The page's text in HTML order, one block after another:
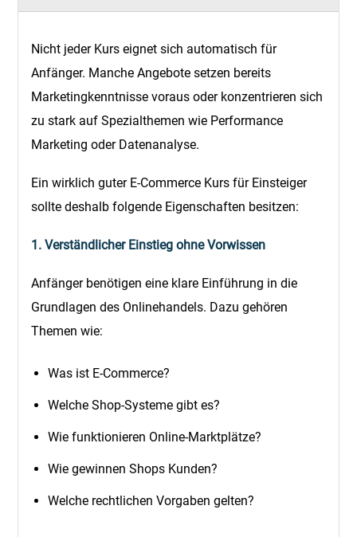
Nicht jeder Kurs eignet sich automatisch für
Anfänger. Manche Angebote setzen bereits
Marketingkenntnisse voraus oder konzentrieren sich
zu stark auf Spezialthemen wie Performance
Marketing oder Datenanalyse.
Ein wirklich guter E-Commerce Kurs für Einsteiger
sollte deshalb folgende Eigenschaften besitzen:
1. Verständlicher Einstieg ohne Vorwissen
Anfänger benötigen eine klare Einführung in die
Grundlagen des Onlinehandels. Dazu gehören
Themen wie:
Was ist E-Commerce?
Welche Shop-Systeme gibt es?
Wie funktionieren Online-Marktplätze?
Wie gewinnen Shops Kunden?
Welche rechtlichen Vorgaben gelten?